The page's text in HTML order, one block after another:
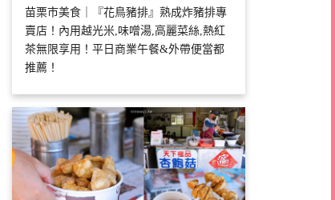
苗栗市美食｜『花鳥豬排』熟成炸豬排專
賣店！內用越光米,味噌湯,高麗菜絲,熱紅
茶無限享用！平日商業午餐&外帶便當都
推薦！